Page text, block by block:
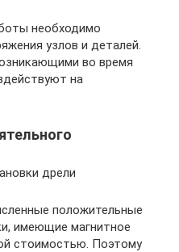
необходимо
узлов и деталей.
во время
на
дрели
положительные
имеющие магнитное
стоимостью. Поэтому